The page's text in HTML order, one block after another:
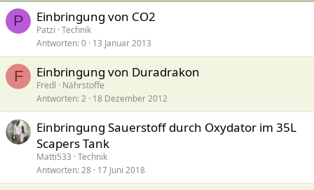
P Einbringung von CO2
Patzi Technik
Antworten 0 13 Januar 2013
F Einbringung von Duradrakon
Fredl
Nährstoffe
Antworten 2 18 Dezember 2012
Einbringung Sauerstoff durch Oxydator im 35L
Scapers Tank
Matti533 Technik
Antworten 28 17 Juni 2018